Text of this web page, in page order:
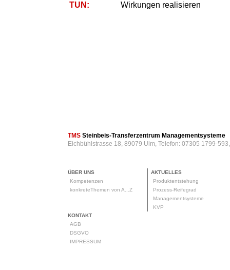
TUN: Wirkungen realisieren
TMS Steinbeis-Transferzentrum Managementsysteme
Eichbühlstrasse 18, 89079 Ulm, Telefon: 07305 1799-
ÜBER UNS
Kompetenzen
konkreteThemen von A...Z
AKTUELLES
Produktentstehung
Prozess-Reifegrad
Managementsysteme
KVP
KONTAKT
AGB
DSGVO
IMPRESSUM